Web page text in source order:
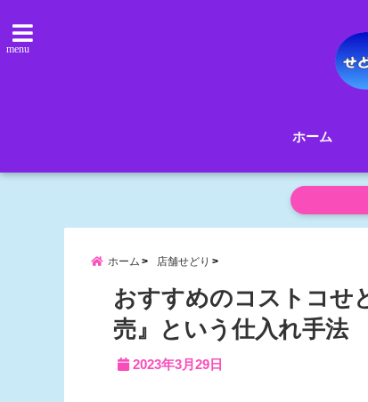
menu
ホーム
ホーム 店舗せどり
おすすめのコストコせ
売』という仕入れ手法
2023年3月29日